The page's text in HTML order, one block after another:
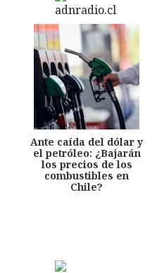
Ante caída del dólar y
el petróleo: ¿Bajarán
los precios de los
combustibles en
Chile?